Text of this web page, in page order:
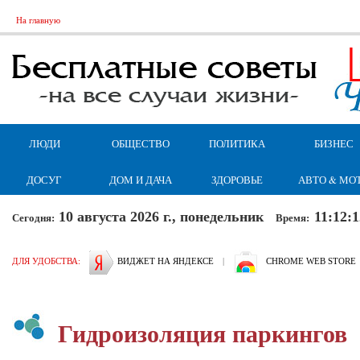
На главную
ЛЮДИ ОБЩЕСТВО ПОЛИТИКА БИЗНЕС
ДОСУГ ДОМ И ДАЧА ЗДОРОВЬЕ АВТО &
Сегодня: 10 августа 2026 г., понедельник Время:
ДЛЯ УДОБСТВА: ВИДЖЕТ НА ЯНДЕКСЕ | CHROME WEB STORE
Гидроизоляция паркингов